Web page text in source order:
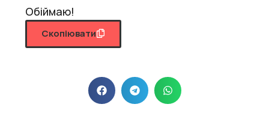
Обіймаю!
Скопіювати